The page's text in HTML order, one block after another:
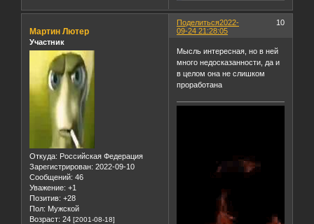
Поделиться 10
2022-
09-24 21:28:05
Мартин Лютер
Участник
Откуда: Российская Федерация
Зарегистрирован: 2022-09-10
Сообщений: 46
Уважение: +1
Позитив: +28
Пол: Мужской
Возраст: 24 [2001-08-18]
Мысль интересная, но в ней
много недосказанности, да и
в целом она не слишком
проработана